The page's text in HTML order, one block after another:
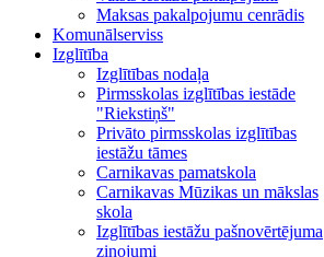
Maksas pakalpojumu cenrādis
Komunālserviss
Izglītība
Izglītības nodaļa
Pirmsskolas izglītības iestāde
"Riekstiņš"
Privāto pirmsskolas izglītības
iestāžu tāmes
Carnikavas pamatskola
Carnikavas Mūzikas un mākslas
skola
Izglītības iestāžu pašnovērtējuma
ziņojumi